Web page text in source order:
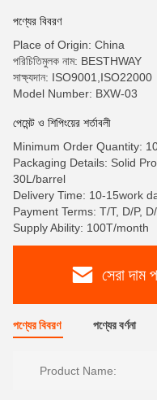
পণ্যের বিবরণ
Place of Origin: China
পরিচিতিমুলক নাম: BESTHWAY
সাক্ষ্যদান: ISO9001,ISO22000
Model Number: BXW-03
পেমেন্ট ও শিপিংয়ের শর্তাবলী
Minimum Order Quantity:
Packaging Details: Solid
30L/barrel
Delivery Time: 10-15work
Payment Terms: T/T, D/P,
Supply Ability: 100T/month
সেরা দাম
পণ্যের বিবরণ পণ্যের বর্ণনা
Product Name: